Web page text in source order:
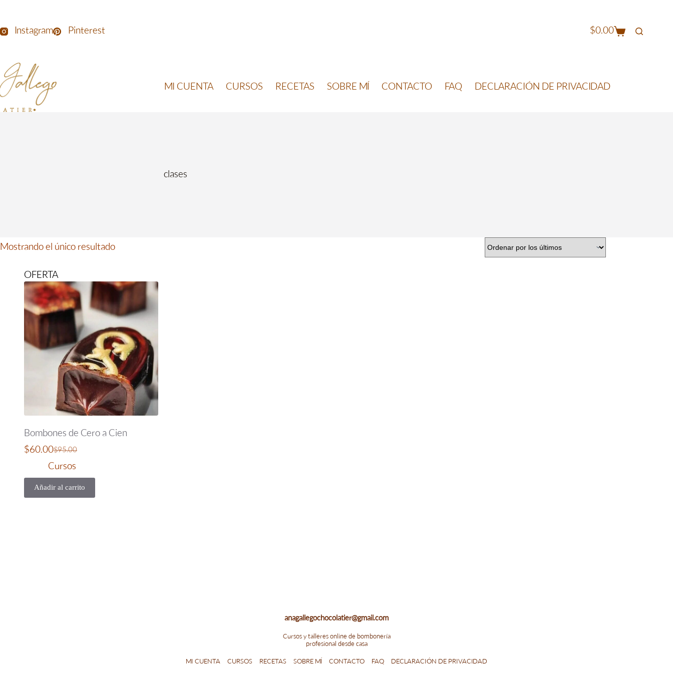
Instagram Pinterest $0.00
MI CUENTA CURSOS RECETAS SOBRE MÍ CONTACTO FAQ DECLARACIÓN DE PRIVACIDAD
clases
Mostrando el único resultado
OFERTA
Bombones de Cero a Cien
$95.00
$60.00
Cursos
Añadir al carrito
anagallegochocolatier@gmail.com
Cursos y talleres online de bombonería
profesional desde casa
MI CUENTA CURSOS RECETAS SOBRE MÍ CONTACTO FAQ DECLARACIÓN DE PRIVACIDAD